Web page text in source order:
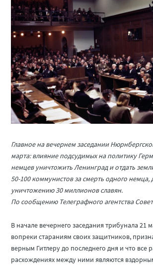
Главное на вечернем заседании
марта: влияние подсудимых на политику
немцев уничтожить Ленинград и отдать
50-100 коммунистов за смерть одного немца,
уничтожению 30 миллионов славян.
По сообщению Телеграфного агентства
В начале вечернего заседания трибунала 21
вопреки стараниям своих защитников,
верным Гитлеру до последнего дня и что все
расхождениях между ними являются